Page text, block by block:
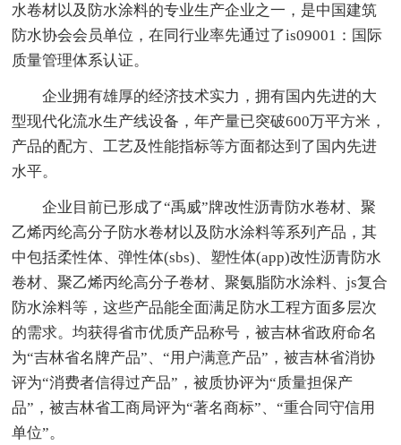
水卷材以及防水涂料的专业生产企业之一，是中国建筑
防水协会会员单位，在同行业率先通过了is09001：国际
质量管理体系认证。
企业拥有雄厚的经济技术实力，拥有国内先进的大
型现代化流水生产线设备，年产量已突破600万平方米，
产品的配方、工艺及性能指标等方面都达到了国内先进
水平。
企业目前已形成了“禹威”牌改性沥青防水卷材、聚
乙烯丙纶高分子防水卷材以及防水涂料等系列产品，其
中包括柔性体、弹性体(sbs)、塑性体(app)改性沥青防水
卷材、聚乙烯丙纶高分子卷材、聚氨脂防水涂料、js复合
防水涂料等，这些产品能全面满足防水工程方面多层次
的需求。均获得省市优质产品称号，被吉林省政府命名
为“吉林省名牌产品”、“用户满意产品”，被吉林省消协
评为“消费者信得过产品”，被质协评为“质量担保产
品”，被吉林省工商局评为“著名商标”、“重合同守信用
单位”。